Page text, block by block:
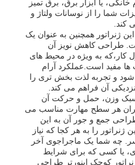
یا ابزار برق، برق تمیز
شما را از نوسانات ولتاژ و
کند.
ژنراتور همچنین به عنوان یک
طراحی کاهش نویز آن
کار،که به ویژه در محیط های
مفید است.عملکرد آرام
و تجربه لذت بخش تری را
آن فراهم می کند.
وزن، حمل و حرکت آن
هر سطح مهارت مناسب می
جمع و جور آن به این
را به هر کجا که نیاز
چه شما یک ماجراجوی آخر
یا کسی که برای شرایط
کوچک اینورتر طراحی